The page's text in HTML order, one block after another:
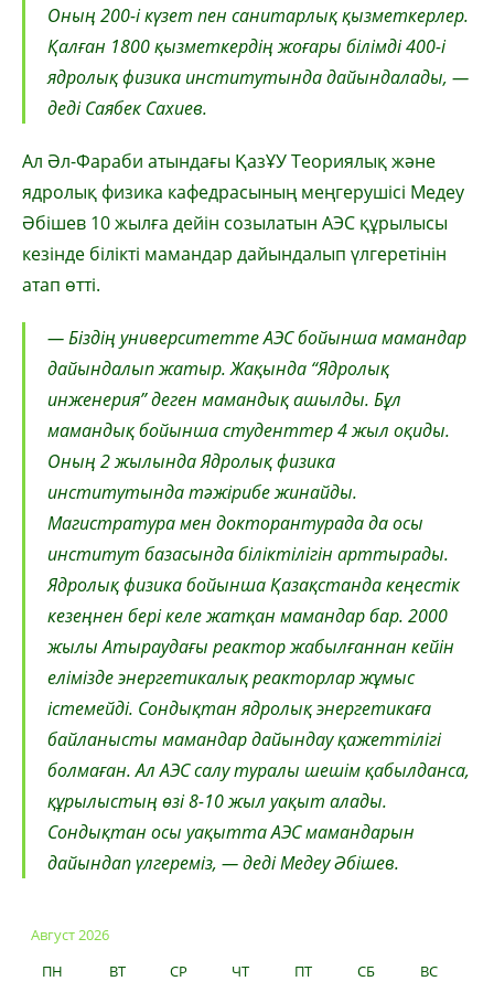
Оның 200-і күзет пен санитарлық қызметкерлер.
Қалған 1800 қызметкердің жоғары білімді 400-і
ядролық физика институтында дайындалады, —
деді Саябек Сахиев.
Ал Әл-Фараби атындағы ҚазҰУ Теориялық және
ядролық физика кафедрасының меңгерушісі Медеу
Әбішев 10 жылға дейін созылатын АЭС құрылысы
кезінде білікті мамандар дайындалып үлгеретінін
атап өтті.
— Біздің университетте АЭС бойынша мамандар
дайындалып жатыр. Жақында “Ядролық
инженерия” деген мамандық ашылды. Бұл
мамандық бойынша студенттер 4 жыл оқиды.
Оның 2 жылында Ядролық физика
институтында тәжірибе жинайды.
Магистратура мен докторантурада да осы
институт базасында біліктілігін арттырады.
Ядролық физика бойынша Қазақстанда кеңестік
кезеңнен бері келе жатқан мамандар бар. 2000
жылы Атыраудағы реактор жабылғаннан кейін
елімізде энергетикалық реакторлар жұмыс
істемейді. Сондықтан ядролық энергетикаға
байланысты мамандар дайындау қажеттілігі
болмаған. Ал АЭС салу туралы шешім қабылданса,
құрылыстың өзі 8-10 жыл уақыт алады.
Сондықтан осы уақытта АЭС мамандарын
дайындап үлгереміз, — деді Медеу Әбішев.
Август 2026
ПН
ВТ СР ЧТ ПТ СБ ВС